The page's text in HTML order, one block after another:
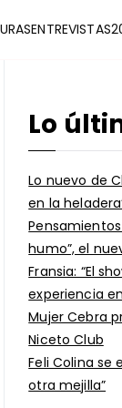
ENTREVISTAS
Lo
Lo nuevo de
en la
humo”, el
Fransia: “El
experiencia
Mujer Cebra
Niceto Club
Feli Colina se
otra mejilla”